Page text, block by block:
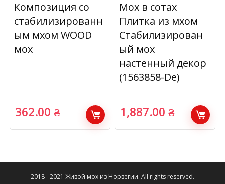
Композиция со
стабилизированн
ым мхом WOOD
мох
362.00₴
Мох в сотах
Плитка из мхом
Стабилизирован
ый мох
настенный декор
(1563858-De)
1,887.00₴
2018 - 2021 Живой мох из Норвегии. All rights reserved.